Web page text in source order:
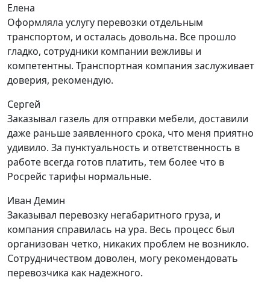
Елена
Оформляла услугу перевозки отдельным
транспортом, и осталась довольна. Все прошло
гладко, сотрудники компании вежливы и
компетентны. Транспортная компания заслуживает
доверия, рекомендую.
Сергей
Заказывал газель для отправки мебели, доставили
даже раньше заявленного срока, что меня приятно
удивило. За пунктуальность и ответственность в
работе всегда готов платить, тем более что в
Росрейс тарифы нормальные.
Иван Демин
Заказывал перевозку негабаритного груза, и
компания справилась на ура. Весь процесс был
организован четко, никаких проблем не возникло.
Сотрудничеством доволен, могу рекомендовать
перевозчика как надежного.